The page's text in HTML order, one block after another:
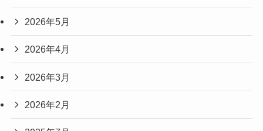
2026年5月
2026年4月
2026年3月
2026年2月